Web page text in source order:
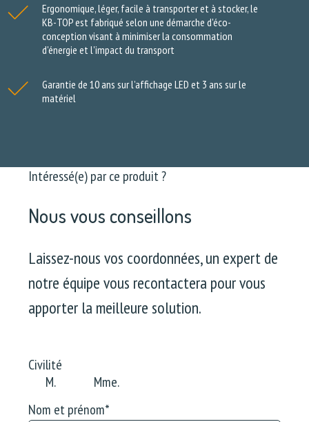
Ergonomique, léger, facile à transporter et à stocker, le
KB-TOP est fabriqué selon une démarche d'éco-
conception visant à minimiser la consommation
d'énergie et l'impact du transport
Garantie de 10 ans sur l’affichage LED et 3 ans sur le
matériel
Intéressé(e) par ce produit ?
Nous vous conseillons
Laissez-nous vos coordonnées, un expert de
notre équipe vous recontactera pour vous
apporter la meilleure solution.
Civilité
M.
Mme.
Nom et prénom*